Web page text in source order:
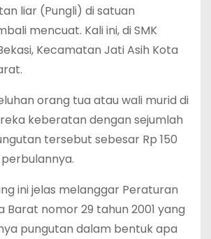
liar (Pungli) di satuan
mencuat. Kali ini, di SMK
Kecamatan Jati Asih Kota
orang tua atau wali murid di
keberatan dengan sejumlah
tersebut sebesar Rp 150
ini jelas melanggar Peraturan
Barat nomor 29 tahun 2001 yang
pungutan dalam bentuk apa